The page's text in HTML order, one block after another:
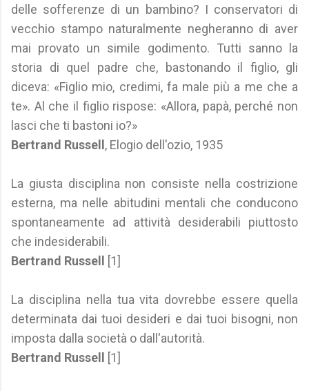
delle sofferenze di un bambino? I conservatori di
vecchio stampo naturalmente negheranno di aver
mai provato un simile godimento. Tutti sanno la
storia di quel padre che, bastonando il figlio, gli
diceva: «Figlio mio, credimi, fa male più a me che a
te». Al che il figlio rispose: «Allora, papà, perché non
lasci che ti bastoni io?»
Bertrand Russell , Elogio dell'ozio, 1935
La giusta disciplina non consiste nella costrizione
esterna, ma nelle abitudini mentali che conducono
spontaneamente ad attività desiderabili piuttosto
che indesiderabili.
Bertrand Russell
[1]
La disciplina nella tua vita dovrebbe essere quella
determinata dai tuoi desideri e dai tuoi bisogni, non
imposta dalla società o dall'autorità.
Bertrand Russell
[1]